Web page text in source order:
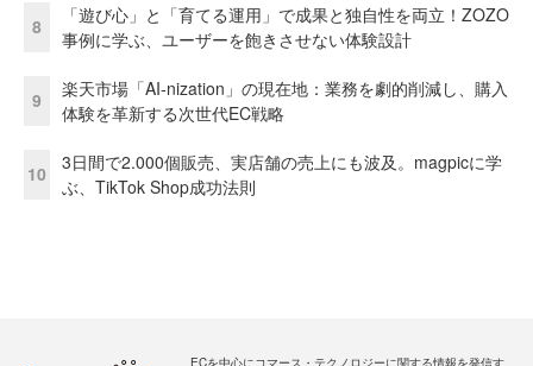
8
「遊び心」と「育てる運用」で成果と独自性を両立！ZOZO
事例に学ぶ、ユーザーを飽きさせない体験設計
9
楽天市場「AI-nization」の現在地：業務を劇的削減し、購入
体験を革新する次世代EC戦略
10
3日間で2.000個販売、実店舗の売上にも波及。magpicに学
ぶ、TikTok Shop成功法則
ECを中心にコマース・テクノロジーに関する情報を発信す